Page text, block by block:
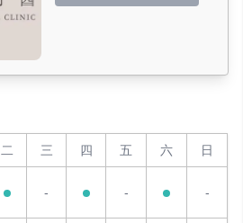
二 三 四 五 六 日
- - -